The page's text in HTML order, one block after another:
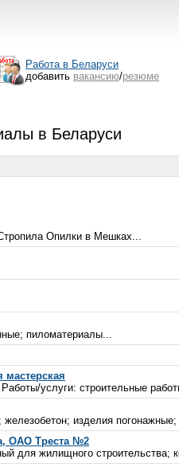
Работа в Беларуси
добавить вакансию/резюме
в Беларуси
Опилки в Мешках...
пиломатериалы...
мастерская
услуги: строительные
железобетон; изделия
ОАО Треста №2
для жилищного строительства;